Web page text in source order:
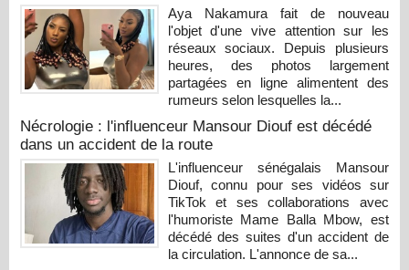
Aya Nakamura fait de nouveau
l'objet d'une vive attention sur les
réseaux sociaux. Depuis plusieurs
heures, des photos largement
partagées en ligne alimentent des
rumeurs selon lesquelles la...
Nécrologie : l'influenceur Mansour Diouf est décédé
dans un accident de la route
L'influenceur sénégalais Mansour
Diouf, connu pour ses vidéos sur
TikTok et ses collaborations avec
l'humoriste Mame Balla Mbow, est
décédé des suites d'un accident de
la circulation. L'annonce de sa...